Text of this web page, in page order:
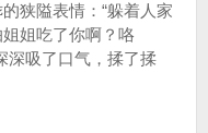
狭隘表情：“躲着人家
姐吃了你啊？咯
深吸了口气，揉了揉